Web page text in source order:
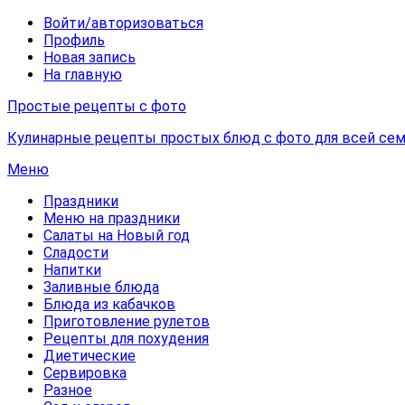
Войти/авторизоваться
Профиль
Новая запись
На главную
Простые рецепты с фото
Кулинарные рецепты простых блюд с фото для всей
Меню
Праздники
Меню на праздники
Салаты на Новый год
Сладости
Напитки
Заливные блюда
Блюда из кабачков
Приготовление рулетов
Рецепты для похудения
Диетические
Сервировка
Разное